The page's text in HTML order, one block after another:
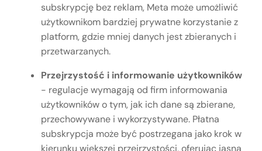
subskrypcję bez reklam, Meta może umożliwić
użytkownikom bardziej prywatne korzystanie z
platform, gdzie mniej danych jest zbieranych i
przetwarzanych.
Przejrzystość i informowanie użytkowników
- regulacje wymagają od firm informowania
użytkowników o tym, jak ich dane są zbierane,
przechowywane i wykorzystywane. Płatna
subskrypcja może być postrzegana jako krok w